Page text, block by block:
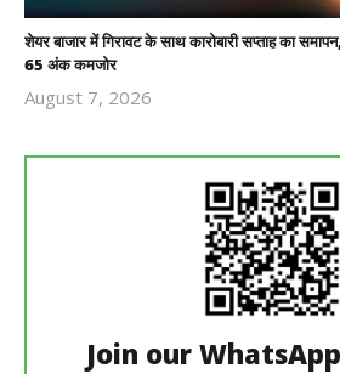
शेयर बाजार में गिरावट के साथ कारोबारी सप्ताह का
65 अंक कमजोर
August 7, 2026
Join our